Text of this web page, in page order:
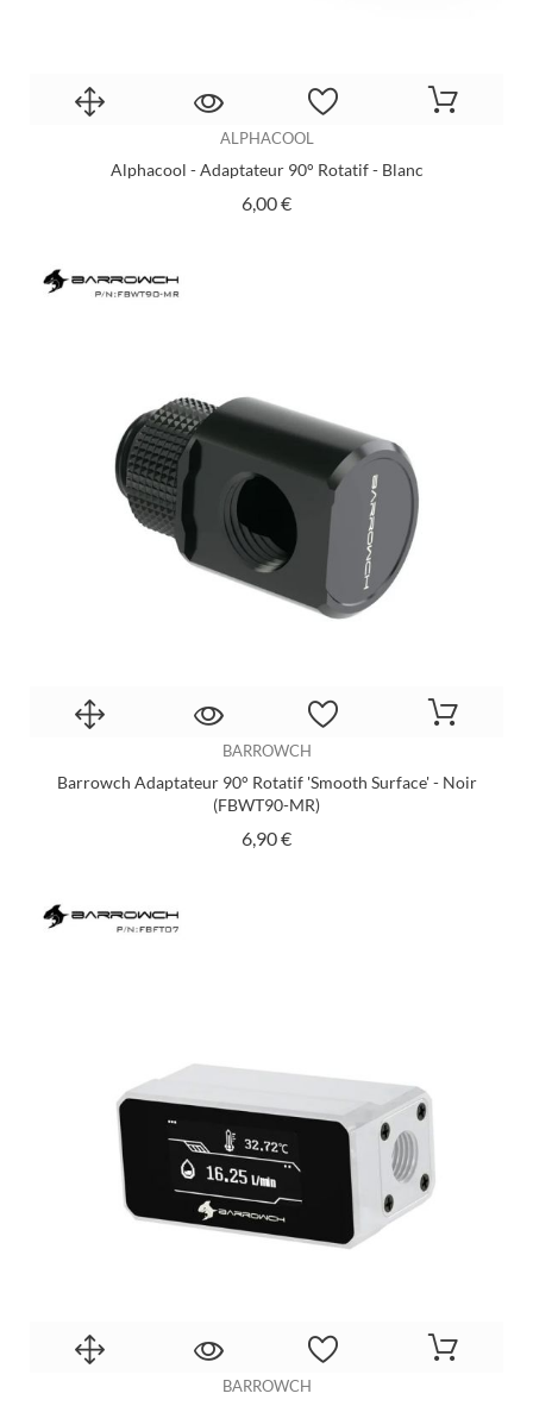
ALPHACOOL
Alphacool - Adaptateur 90° Rotatif - Blanc
6,00 €Prix
BARROWCH
Barrowch Adaptateur 90° Rotatif 'Smooth Surface' - Noir
(FBWT90-MR)
6,90 €Prix
BARROWCH